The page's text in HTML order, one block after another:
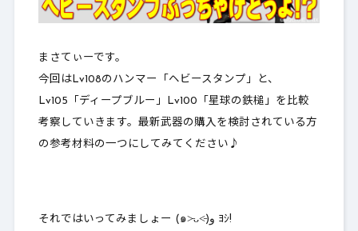
まさてぃーです。
今回はLv108のハンマー「ヘビースタンプ」と、
Lv105「ディープブルー」Lv100「星球の鉄槌」を比較
考察していきます。最新武器の購入を検討されている方
の参考材料の一つにしてみてください♪
それではいってみましょー (๑˃̵ᴗ˂̵)و ﾖｼ!